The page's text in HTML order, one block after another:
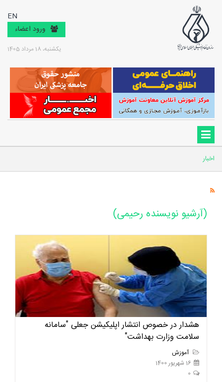
EN
ورود اعضاء
یکشنبه، 18 مرداد 1405
اخبار
(آرشیو نویسنده رحیمی)
هشدار در خصوص انتشار اپلیکیشن جعلی "سامانه
سلامت وزارت بهداشت"
آموزش
16 شهریور 1400
0